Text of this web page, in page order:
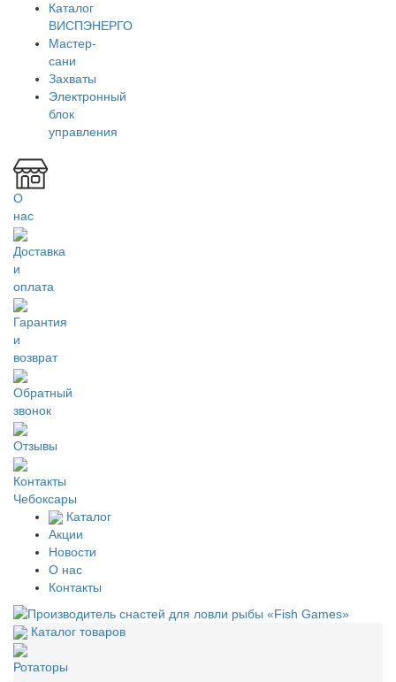
Каталог
ВИСПЭНЕРГО
Мастер-
сани
Захваты
Электронный
блок
управления
О
нас
Доставка
и
оплата
Гарантия
и
возврат
Обратный
звонок
Отзывы
Контакты
Чебоксары
Каталог
Акции
Новости
О нас
Контакты
Каталог товаров
Ротаторы